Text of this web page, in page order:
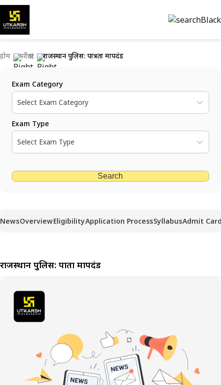
होम परीक्षाएं राजस्थान पुलिस: पात्रता मापदंड
Exam Category
Select Exam Category
Exam Type
Select Exam Type
Search
NewsOverviewEligibilityApplication ProcessSyllabusAdmit
राजस्थान पुलिस: पात्रता मापदंड